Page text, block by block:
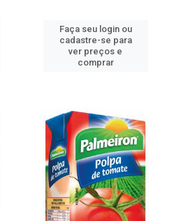
Faça seu login ou
cadastre-se para
ver preços e
comprar